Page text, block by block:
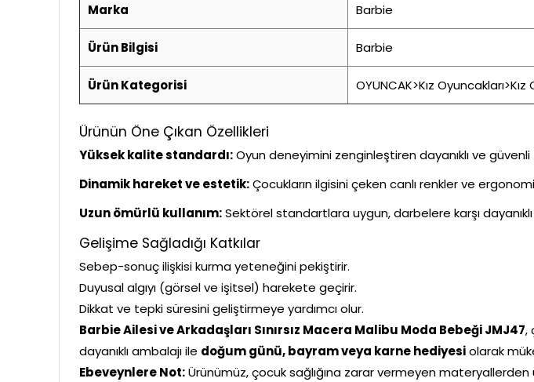
Marka Barbie
Ürün Bilgisi Barbie
Ürün Kategorisi OYUNCAK>Kız
Ürünün Öne Çıkan Özellikleri
Yüksek kalite standardı:Oyun deneyimini zenginleştiren dayanıklı ve güvenli
Dinamik hareket ve estetik:Çocukların ilgisini çeken canlı renkler ve
Uzun ömürlü kullanım:Sektörel standartlara uygun, darbelere karşı
Gelişime Sağladığı Katkılar
Sebep-sonuç ilişkisi kurma yeteneğini pekiştirir.
Duyusal algıyı (görsel ve işitsel) harekete geçirir.
Dikkat ve tepki süresini geliştirmeye yardımcı olur.
Barbie Ailesi ve Arkadaşları Sınırsız Macera Malibu Moda Bebeği JMJ47,
dayanıklı ambalajı ile doğum günü, bayram veya karne hediyesiolarak
Ebeveynlere Not:Ürünümüz, çocuk sağlığına zarar vermeyen